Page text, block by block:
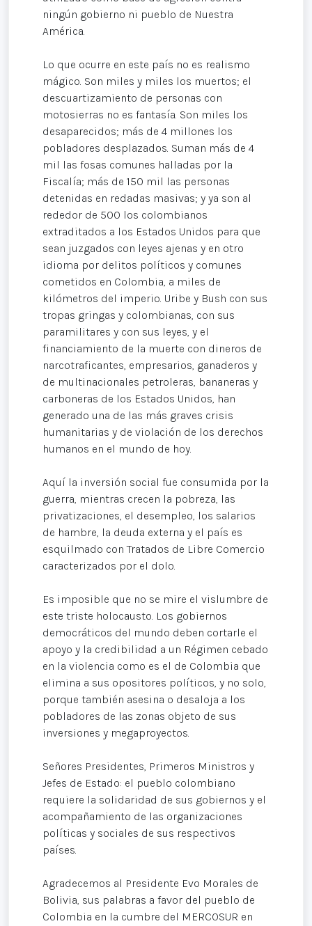
ningún gobierno ni pueblo de Nuestra
América.
Lo que ocurre en este país no es realismo
mágico. Son miles y miles los muertos; el
descuartizamiento de personas con
motosierras no es fantasía. Son miles los
desaparecidos; más de 4 millones los
pobladores desplazados. Suman más de 4
mil las fosas comunes halladas por la
Fiscalía; más de 150 mil las personas
detenidas en redadas masivas; y ya son al
rededor de 500 los colombianos
extraditados a los Estados Unidos para que
sean juzgados con leyes ajenas y en otro
idioma por delitos políticos y comunes
cometidos en Colombia, a miles de
kilómetros del imperio. Uribe y Bush con sus
tropas gringas y colombianas, con sus
paramilitares y con sus leyes, y el
financiamiento de la muerte con dineros de
narcotraficantes, empresarios, ganaderos y
de multinacionales petroleras, bananeras y
carboneras de los Estados Unidos, han
generado una de las más graves crisis
humanitarias y de violación de los derechos
humanos en el mundo de hoy.
Aquí la inversión social fue consumida por la
guerra, mientras crecen la pobreza, las
privatizaciones, el desempleo, los salarios
de hambre, la deuda externa y el país es
esquilmado con Tratados de Libre Comercio
caracterizados por el dolo.
Es imposible que no se mire el vislumbre de
este triste holocausto. Los gobiernos
democráticos del mundo deben cortarle el
apoyo y la credibilidad a un Régimen cebado
en la violencia como es el de Colombia que
elimina a sus opositores políticos, y no solo,
porque también asesina o desaloja a los
pobladores de las zonas objeto de sus
inversiones y megaproyectos.
Señores Presidentes, Primeros Ministros y
Jefes de Estado: el pueblo colombiano
requiere la solidaridad de sus gobiernos y el
acompañamiento de las organizaciones
políticas y sociales de sus respectivos
países.
Agradecemos al Presidente Evo Morales de
Bolivia, sus palabras a favor del pueblo de
Colombia en la cumbre del MERCOSUR en